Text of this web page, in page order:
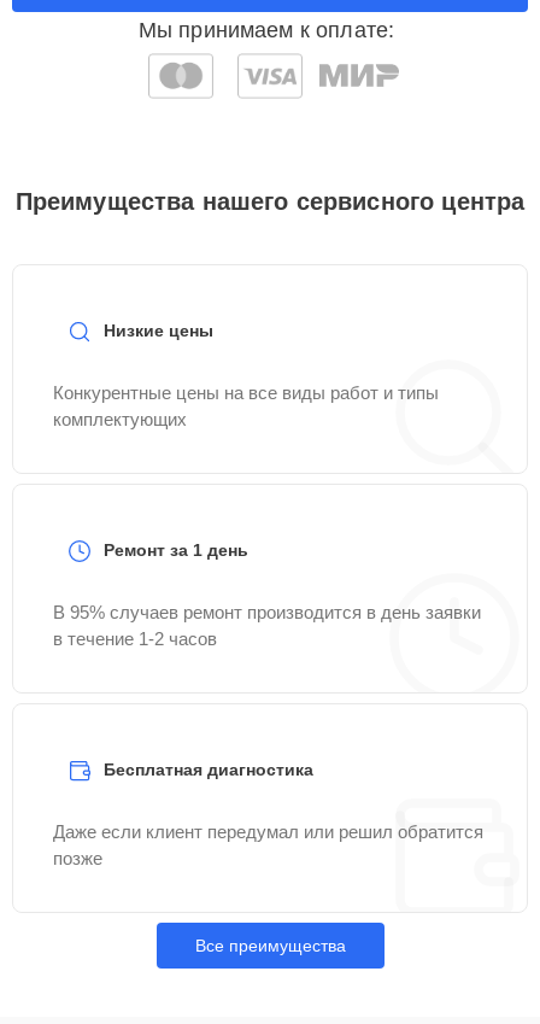
Мы принимаем к оплате:
Преимущества нашего сервисного центра
Низкие цены
Конкурентные цены на все виды работ и типы
комплектующих
Ремонт за 1 день
В 95% случаев ремонт производится в день заявки
в течение 1-2 часов
Бесплатная диагностика
Даже если клиент передумал или решил обратится
позже
Все преимущества